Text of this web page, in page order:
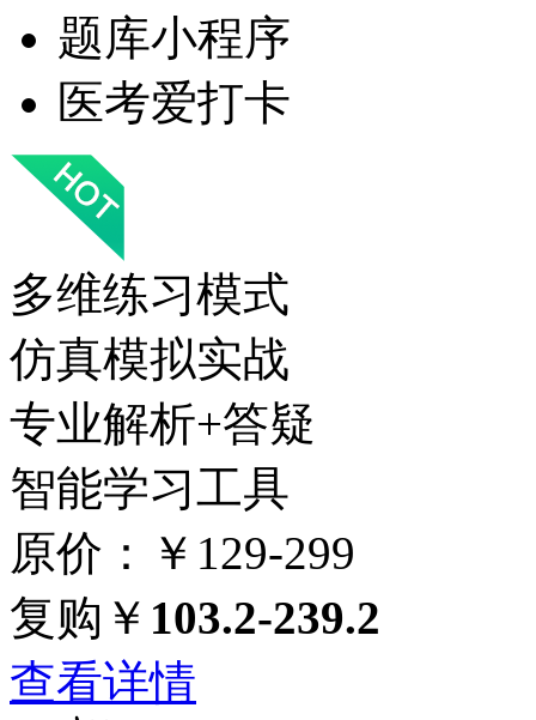
题库小程序
医考爱打卡
多维练习模式
仿真模拟实战
专业解析+答疑
智能学习工具
原价：￥129-299
复购￥ 103.2-239.2
查看详情